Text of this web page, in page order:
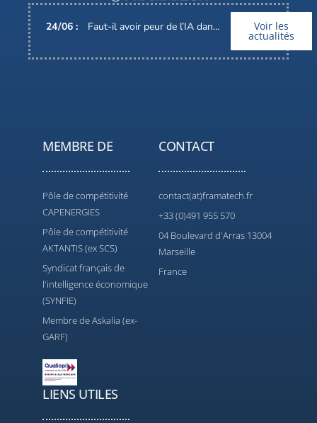
24/06 : Faut-il avoir peur de l’IA dans nos métiers ? Voir les
actualités
MEMBRE DE
Pôle de compétitivité
CAPENERGIES
Pôle de compétitivité
AKTANTIS (ex SCS)
Syndicat français de
l'intelligence économique
(SYNFIE)
Membre de Askalia (ex-
GARF)
CONTACT
contact(at)framatech.fr
+33 (0)491 955 570
04 Boulevard d'Arras 13004
Marseille
France
LIENS UTILES